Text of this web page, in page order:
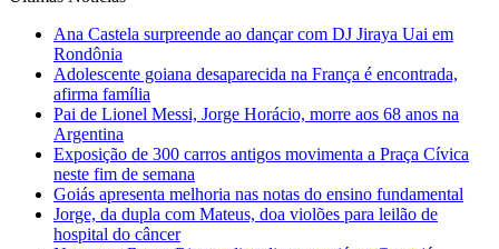
Ana Castela surpreende ao dançar com DJ Jiraya Uai em
Rondônia
Adolescente goiana desaparecida na França é encontrada,
afirma família
Pai de Lionel Messi, Jorge Horácio, morre aos 68 anos na
Argentina
Exposição de 300 carros antigos movimenta a Praça Cívica
neste fim de semana
Goiás apresenta melhoria nas notas do ensino fundamental
Jorge, da dupla com Mateus, doa violões para leilão de
hospital do câncer